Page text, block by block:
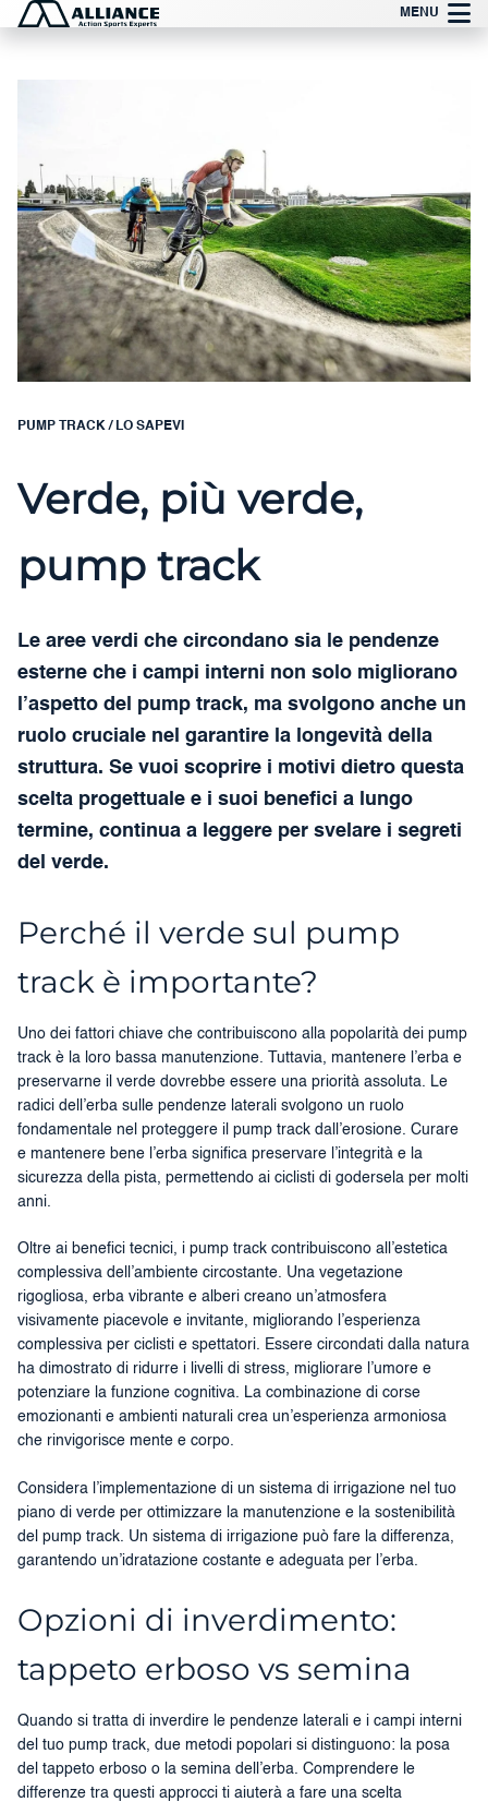
MENU
PUMP TRACK/ LO SAPEVI
Verde, più verde,
pump track
Le aree verdi che circondano sia le pendenze
esterne che i campi interni non solo migliorano
l’aspetto del pump track, ma svolgono anche un
ruolo cruciale nel garantire la longevità della
struttura. Se vuoi scoprire i motivi dietro questa
scelta progettuale e i suoi benefici a lungo
termine, continua a leggere per svelare i segreti
del verde.
Perché il verde sul pump
track è importante?
Uno dei fattori chiave che contribuiscono alla popolarità dei pump
track è la loro bassa manutenzione. Tuttavia, mantenere l’erba e
preservarne il verde dovrebbe essere una priorità assoluta. Le
radici dell’erba sulle pendenze laterali svolgono un ruolo
fondamentale nel proteggere il pump track dall’erosione. Curare
e mantenere bene l’erba significa preservare l’integrità e la
sicurezza della pista, permettendo ai ciclisti di godersela per molti
anni.
Oltre ai benefici tecnici, i pump track contribuiscono all’estetica
complessiva dell’ambiente circostante. Una vegetazione
rigogliosa, erba vibrante e alberi creano un’atmosfera
visivamente piacevole e invitante, migliorando l’esperienza
complessiva per ciclisti e spettatori. Essere circondati dalla natura
ha dimostrato di ridurre i livelli di stress, migliorare l’umore e
potenziare la funzione cognitiva. La combinazione di corse
emozionanti e ambienti naturali crea un’esperienza armoniosa
che rinvigorisce mente e corpo.
Considera l’implementazione di un sistema di irrigazione nel tuo
piano di verde per ottimizzare la manutenzione e la sostenibilità
del pump track. Un sistema di irrigazione può fare la differenza,
garantendo un’idratazione costante e adeguata per l’erba.
Opzioni di inverdimento:
tappeto erboso vs semina
Quando si tratta di inverdire le pendenze laterali e i campi interni
del tuo pump track, due metodi popolari si distinguono: la posa
del tappeto erboso o la semina dell’erba. Comprendere le
differenze tra questi approcci ti aiuterà a fare una scelta